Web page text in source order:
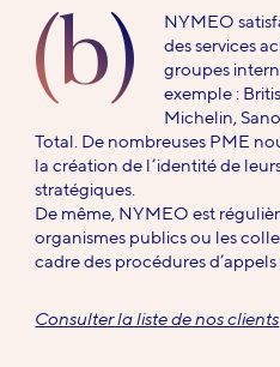
(b)
NYMEO
des services
groupes
exemple :
Michelin,
Total. De nombreuses PME
la création de l’identité de
stratégiques.
De même, NYMEO est
organismes publics ou les
cadre des procédures d’appels
Consulter la liste de nos clients